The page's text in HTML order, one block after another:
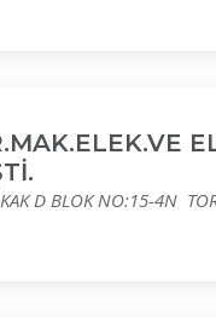
D BLOK NO:15-4N